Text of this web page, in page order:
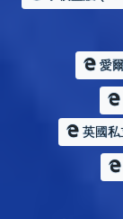
愛
英國私